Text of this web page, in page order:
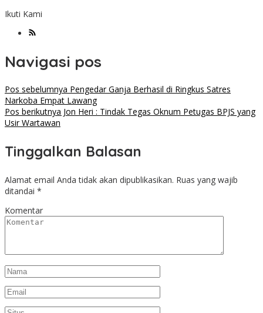
Ikuti Kami
Navigasi pos
Pos sebelumnya Pengedar Ganja Berhasil di Ringkus Satres
Narkoba Empat Lawang
Pos berikutnya Jon Heri : Tindak Tegas Oknum Petugas BPJS yang
Usir Wartawan
Tinggalkan Balasan
Alamat email Anda tidak akan dipublikasikan. Ruas yang wajib
ditandai *
Komentar